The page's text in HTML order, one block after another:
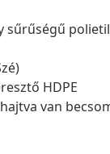
sűrűségű
HDPE
van